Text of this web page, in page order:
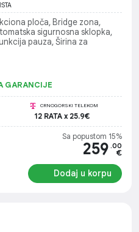
ploča, Bridge zona,
sigurnosna sklopka,
pauza, Širina za
GARANCIJE
CRNOGORSKI TELEKOM
12 RATA x 25.9€
Sa popustom 15%
259 .00
€
Dodaj u korpu